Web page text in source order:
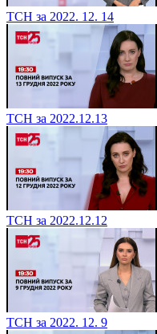
ТСН за 2022. 12. 14
ТСН за 2022.12.13
ТСН за 2022.12.12
ТСН за 2022. 12. 9